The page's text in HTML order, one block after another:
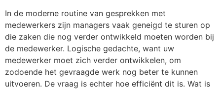
In de moderne routine van gesprekken met
medewerkers zijn managers vaak geneigd te sturen op
die zaken die nog verder ontwikkeld moeten worden bij
de medewerker. Logische gedachte, want uw
medewerker moet zich verder ontwikkelen, om
zodoende het gevraagde werk nog beter te kunnen
uitvoeren. De vraag is echter hoe efficiënt dit is. Wat is